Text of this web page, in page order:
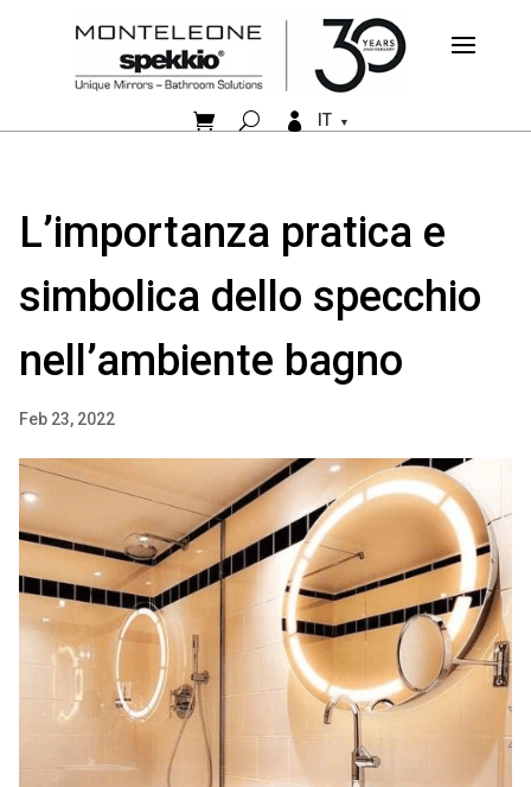
  IT
L’importanza pratica e
simbolica dello specchio
nell’ambiente bagno
Feb 23, 2022